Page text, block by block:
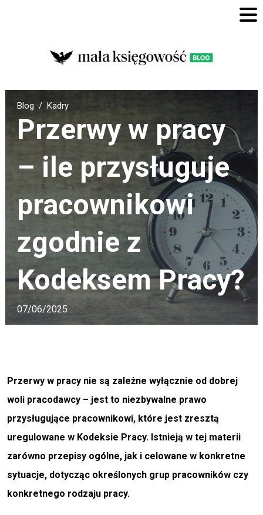
Blog Kadry
Przerwy w pracy
– ile przysługuje
pracownikowi
zgodnie z
Kodeksem Pracy?
07/06/2025
Przerwy w pracy nie są zależne wyłącznie od dobrej
woli pracodawcy – jest to niezbywalne prawo
przysługujące pracownikowi, które jest zresztą
uregulowane w Kodeksie Pracy. Istnieją w tej materii
zarówno przepisy ogólne, jak i celowane w konkretne
sytuacje, dotycząc określonych grup pracowników czy
konkretnego rodzaju pracy.